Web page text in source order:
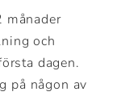
månader
och
dagen.
på någon av